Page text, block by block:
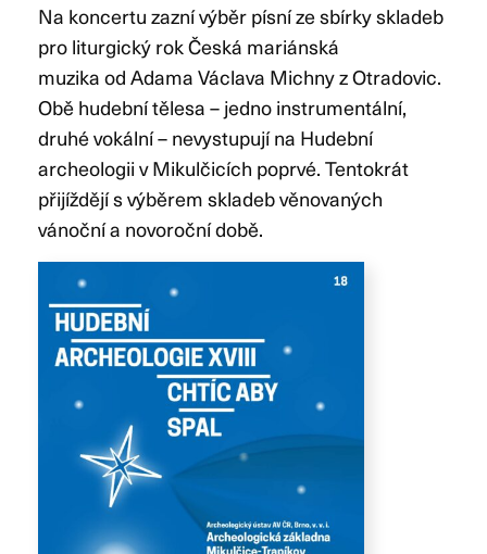
Na koncertu zazní výběr písní ze sbírky skladeb
pro liturgický rok Česká mariánská
muzika od Adama Václava Michny z Otradovic.
Obě hudební tělesa – jedno instrumentální,
druhé vokální – nevystupují na Hudební
archeologii v Mikulčicích poprvé. Tentokrát
přijíždějí s výběrem skladeb věnovaných
vánoční a novoroční době.